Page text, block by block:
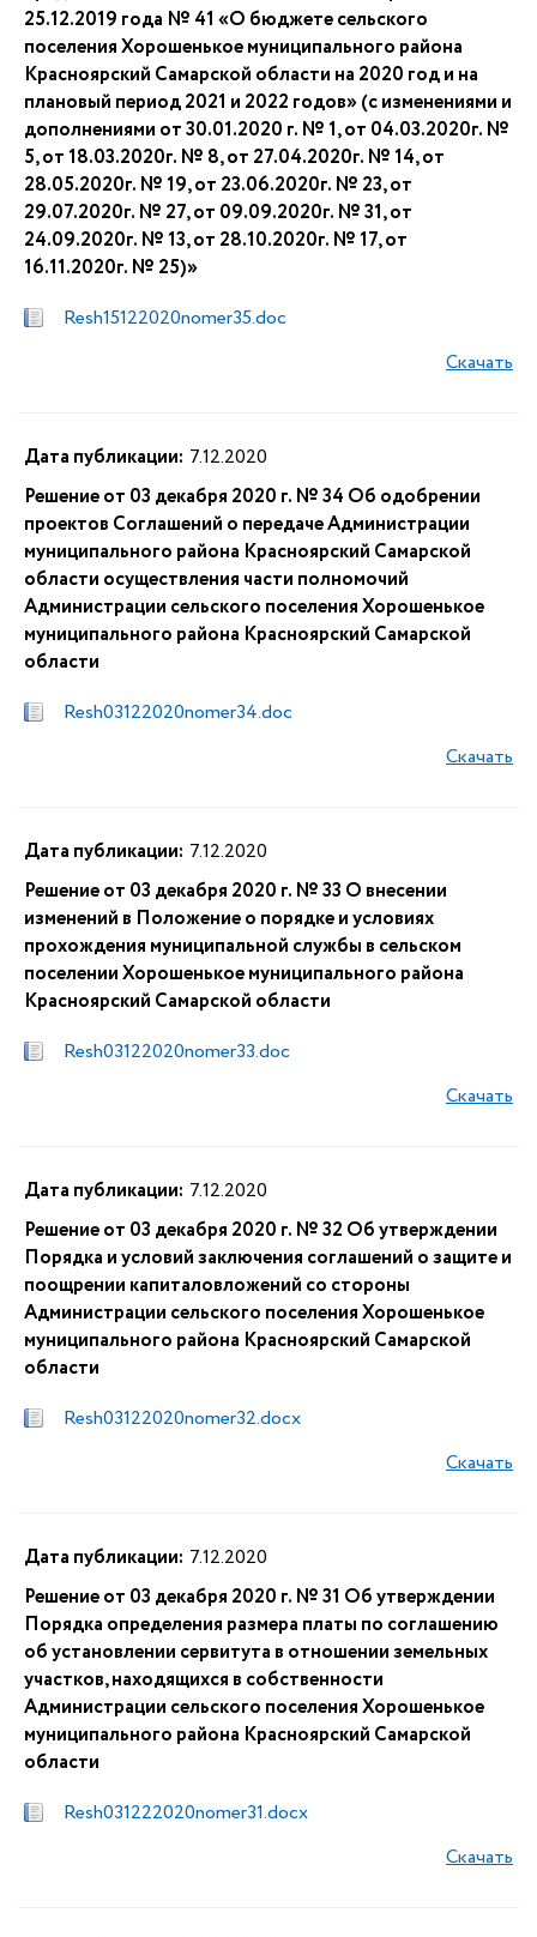
25.12.2019 года № 41 «О бюджете сельского
поселения Хорошенькое муниципального района
Красноярский Самарской области на 2020 год и на
плановый период 2021 и 2022 годов» (с изменениями и
дополнениями от 30.01.2020 г. № 1, от 04.03.2020г. №
5, от 18.03.2020г. № 8, от 27.04.2020г. № 14, от
28.05.2020г. № 19, от 23.06.2020г. № 23, от
29.07.2020г. № 27, от 09.09.2020г. № 31, от
24.09.2020г. № 13, от 28.10.2020г. № 17, от
16.11.2020г. № 25)»
Resh15122020nomer35.doc
Скачать
Дата публикации: 7.12.2020
Решение от 03 декабря 2020 г. № 34 Об одобрении
проектов Соглашений о передаче Администрации
муниципального района Красноярский Самарской
области осуществления части полномочий
Администрации сельского поселения Хорошенькое
муниципального района Красноярский Самарской
области
Resh03122020nomer34.doc
Скачать
Дата публикации: 7.12.2020
Решение от 03 декабря 2020 г. № 33 О внесении
изменений в Положение о порядке и условиях
прохождения муниципальной службы в сельском
поселении Хорошенькое муниципального района
Красноярский Самарской области
Resh03122020nomer33.doc
Скачать
Дата публикации: 7.12.2020
Решение от 03 декабря 2020 г. № 32 Об утверждении
Порядка и условий заключения соглашений о защите и
поощрении капиталовложений со стороны
Администрации сельского поселения Хорошенькое
муниципального района Красноярский Самарской
области
Resh03122020nomer32.docx
Скачать
Дата публикации: 7.12.2020
Решение от 03 декабря 2020 г. № 31 Об утверждении
Порядка определения размера платы по соглашению
об установлении сервитута в отношении земельных
участков, находящихся в собственности
Администрации сельского поселения Хорошенькое
муниципального района Красноярский Самарской
области
Resh031222020nomer31.docx
Скачать